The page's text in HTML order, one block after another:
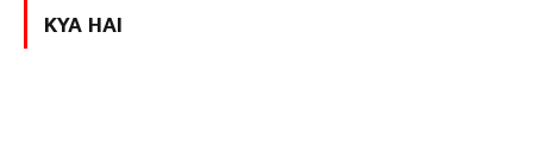
KYA HAI